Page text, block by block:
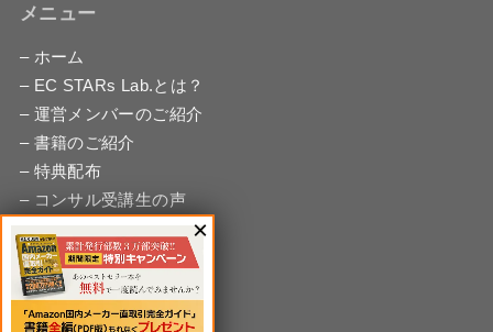
メニュー
– ホーム
– EC STARs Lab.とは？
– 運営メンバーのご紹介
– 書籍のご紹介
– 特典配布
– コンサル受講生の声
– 無料相談
– お問い合わせ
– サイトマップ